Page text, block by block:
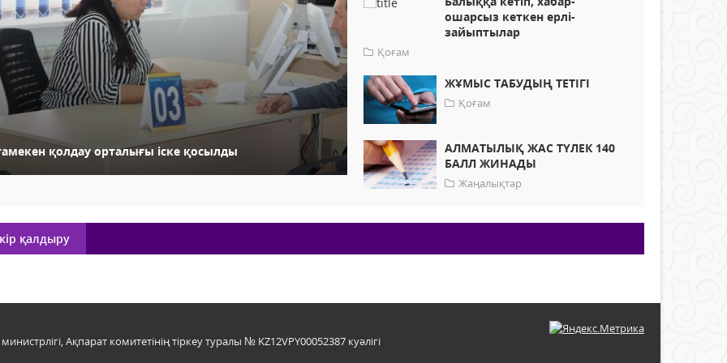
қолдау орталығы іске қосылды
ошарсыз кеткен ерлі-
зайыптылар
Қоғам
ЖҰМЫС ТАБУДЫҢ ТЕТІГІ
Қоғам
АЛМАТЫЛЫҚ ЖАС ТҮЛЕК 140
БАЛЛ ЖИНАДЫ
Жаңалықтар
қалдыру
Ақпарат комитетінің тіркеу туралы № KZ12VPY00052387 куәлігі